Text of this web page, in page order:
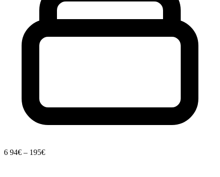
6 94€ – 195€